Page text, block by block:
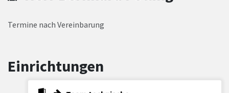
Termine nach Vereinbarung
Einrichtungen